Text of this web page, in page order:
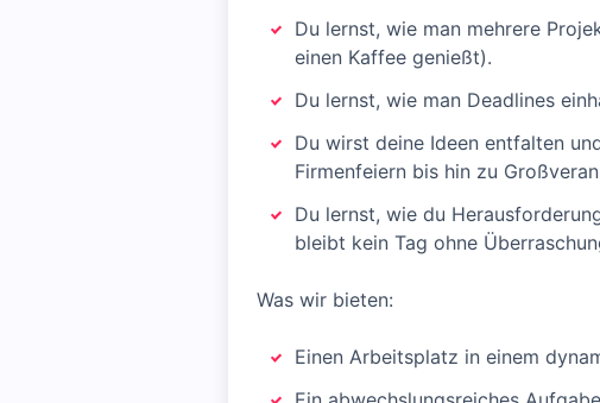
Du lernst, wie man mehrere
einen Kaffee genießt).
Du lernst, wie man Deadlines
Du wirst deine Ideen entfalten
Firmenfeiern bis hin zu
Du lernst, wie du
bleibt kein Tag ohne
Was wir bieten:
Einen Arbeitsplatz in einem